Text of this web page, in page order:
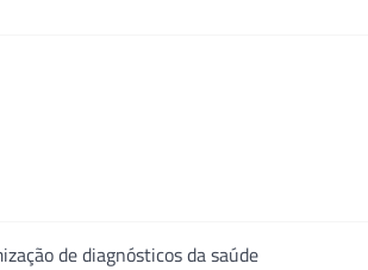
de diagnósticos da saúde